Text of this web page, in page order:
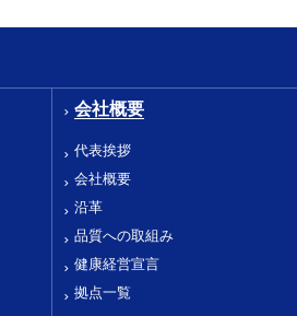
会社概要
代表挨拶
会社概要
沿革
品質への取組み
健康経営宣言
拠点一覧